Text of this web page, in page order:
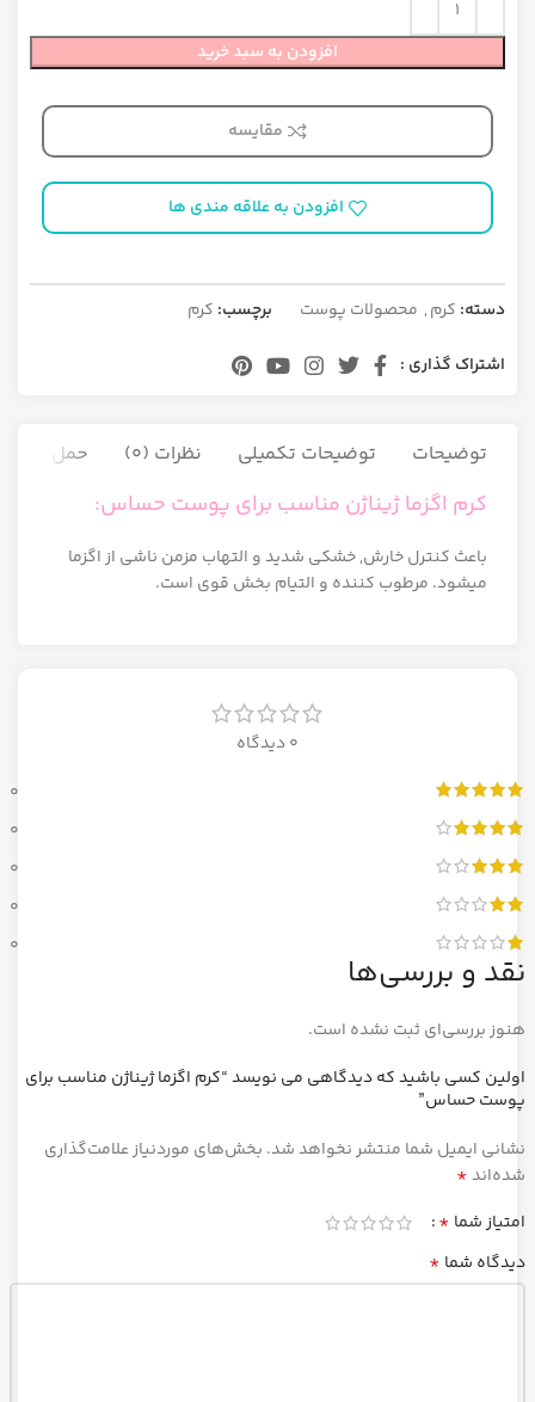
افزودن به سبد خرید
مقایسه
افزودن به علاقه مندی ها
دسته: کرم, محصولات پوست برچسب: کرم
اشتراک گذاری :
توضیحات توضیحات تکمیلی نظرات (0) حمل و نقل
کرم اگزما ژیناژن مناسب برای پوست حساس:
باعث کنترل خارش, خشکی شدید و التهاب مزمن ناشی از اگزما
میشود. مرطوب کننده و التیام بخش قوی است.
0 دیدگاه
0
0
0
0
0
نقد و بررسی‌ها
هنوز بررسی‌ای ثبت نشده است.
اولین کسی باشید که دیدگاهی می نویسد “کرم اگزما ژیناژن مناسب برای
پوست حساس”
نشانی ایمیل شما منتشر نخواهد شد. بخش‌های موردنیاز علامت‌گذاری
شده‌اند*
امتیاز شما *
دیدگاه شما *